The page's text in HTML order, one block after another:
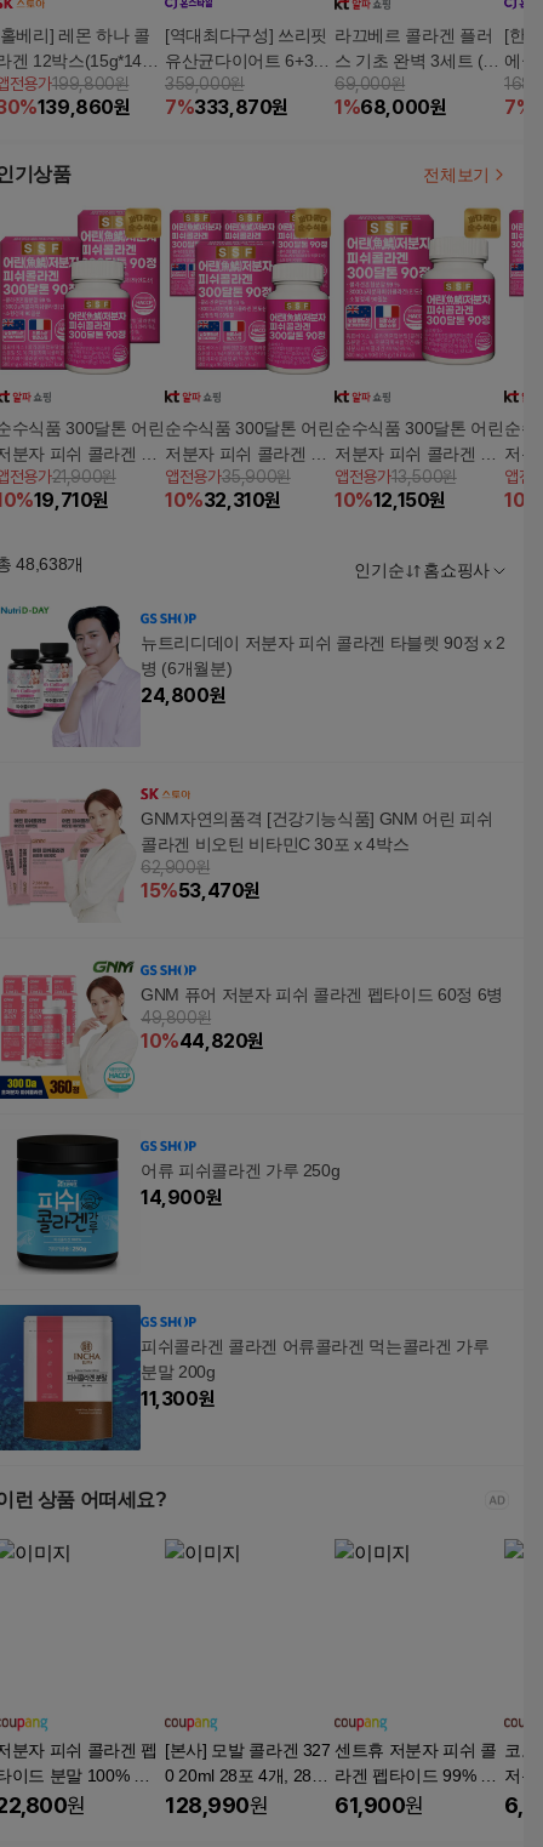
베리] 레몬 하나 콜
겐 12박스(15g*14포*
박스/168포)
전용가199,800원
%139,860원
[역대최다구성] 쓰리핏
유산균다이어트 6+3개
월분(9개월분)+콜라겐
스틱 1박스(30포)
359,000원
7%333,870원
라끄베르 콜라겐 플러
스 기초 완벽 3세트 (스
킨3+로션3+크림3)
69,000원
1%68,000원
[한
에끌
(화
루)+
7%
기상품 전체보기
수식품 300달톤 어린
분자 피쉬 콜라겐 어
먹는 펩타이드 2박
(180정)
전용가21,900원
%19,710원
순수식품 300달톤 어린
저분자 피쉬 콜라겐 어
류 먹는 펩타이드 4박
스(360정)
앱전용가35,900원
10%32,310원
순수식품 300달톤 어린
저분자 피쉬 콜라겐 어
류 먹는 펩타이드 1박
스(90정)
앱전용가13,500원
10%12,150원
순수
저분
류
스
앱전
10
48,638개 인기순 홈쇼핑사
뉴트리디데이 저분자 피쉬 콜라겐 타블렛 90정 x 2
병 (6개월분)
24,800원
GNM자연의품격 [건강기능식품] GNM 어린 피쉬
콜라겐 비오틴 비타민C 30포 x 4박스
62,900원
15%53,470원
GNM 퓨어 저분자 피쉬 콜라겐 펩타이드 60정 6병
49,800원
10%44,820원
어류 피쉬콜라겐 가루 250g
14,900원
피쉬콜라겐 콜라겐 어류콜라겐 먹는콜라겐 가루
분말 200g
11,300원
런 상품 어떠세요?
분자 피쉬 콜라겐 펩
이드 분말 100% 초
분자 300달톤 식약청
원
[본사] 모발 콜라겐 327
0 20ml 28포 4개, 28회
분, 4박스
128,990원
센트휴 저분자 피쉬 콜
라겐 펩타이드 99% 비
오틴, 4개, 180정
61,900원
코오
저분
p